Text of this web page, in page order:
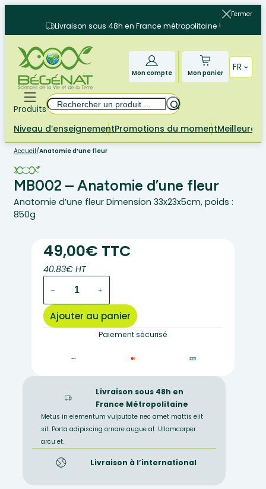
contenu
Fermer
Livraison sous 48h en France métropolitaine !
Mon compte Mon panier
FR
Produits
Rechercher
Niveau d’enseignementPromotions du momentMeilleures
Accueil/Anatomie d’une fleur
MB002 – Anatomie d’une fleur
Anatomie d’une fleur Dimension 33x23x5cm, poids :
850g
49,00€ TTC
40.83€ HT
MB002
–
− +
Ajouter au panier
Paiement sécurisé
Livraison sous 48h en
France Métropolitaine
Metus in elementum vulputate nec amet mattis elit
sit. Porta adipiscing ornare augue at. Ullamcorper
arcu et.
Livraison à l’international